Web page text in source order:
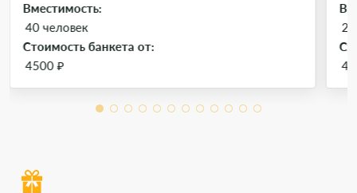
Вместимость:
40 человек
Стоимость банкета от:
4500 ₽